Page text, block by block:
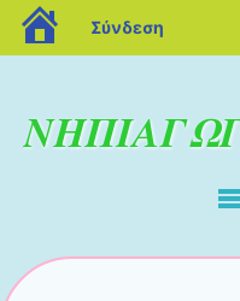
blogs.sch.gr
Σύνδεση